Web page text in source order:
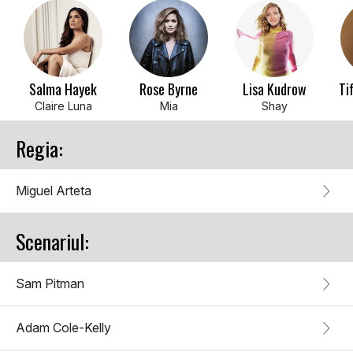
Salma Hayek
Claire Luna
Rose Byrne
Mia
Lisa Kudrow
Shay
Regia:
Miguel Arteta
Scenariul:
Sam Pitman
Adam Cole-Kelly